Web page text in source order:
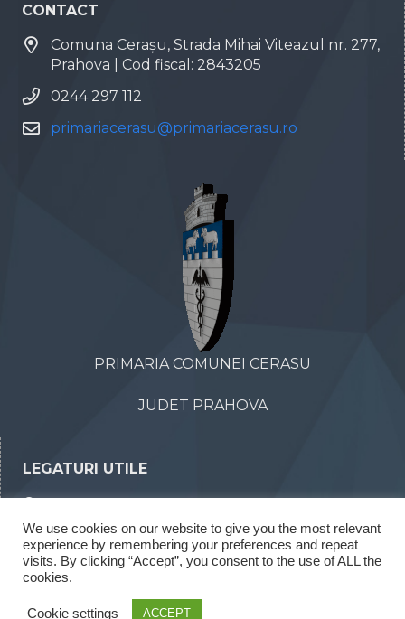
CONTACT
Comuna Cerașu, Strada Mihai Viteazul nr. 277,
Prahova | Cod fiscal: 2843205
0244 297 112
primariacerasu@primariacerasu.ro
PRIMARIA COMUNEI CERASU
JUDET PRAHOVA
LEGATURI UTILE
Declaratii de interese
Rapoarte legea 52/2003
We use cookies on our website to give you the most relevant
experience by remembering your preferences and repeat
visits. By clicking “Accept”, you consent to the use of ALL the
cookies.
Cookie settings ACCEPT